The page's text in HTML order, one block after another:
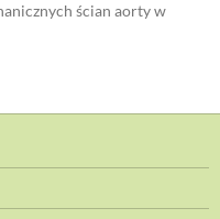
ścian aorty w